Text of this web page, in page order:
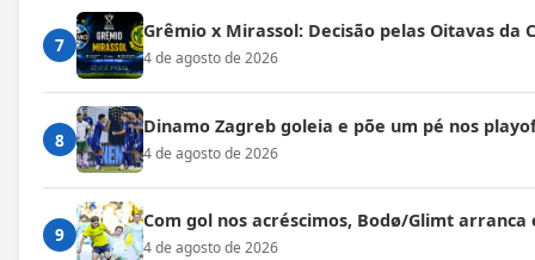
7
Grêmio x Mirassol: Decisão pelas Oitavas da
4 de agosto de 2026
8
Dinamo Zagreb goleia e põe um pé nos
4 de agosto de 2026
9
Com gol nos acréscimos, Bodø/Glimt arranca
4 de agosto de 2026